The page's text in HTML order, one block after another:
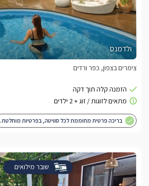
ולדמנס
צימרים בצפון, כפר ורדים
בריכה פרטית מחוממת לכל סוויטה, בפרטיות מוחלטת.
שובר מילואים